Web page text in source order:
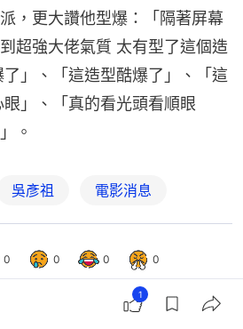
，更大讚他型爆：「隔著屏幕
超強大佬氣質 太有型了這個造
」、「這造型酷爆了」、「這
」、「真的看光頭看順眼
。
吳彥祖 電影消息
0 0 0 0
1